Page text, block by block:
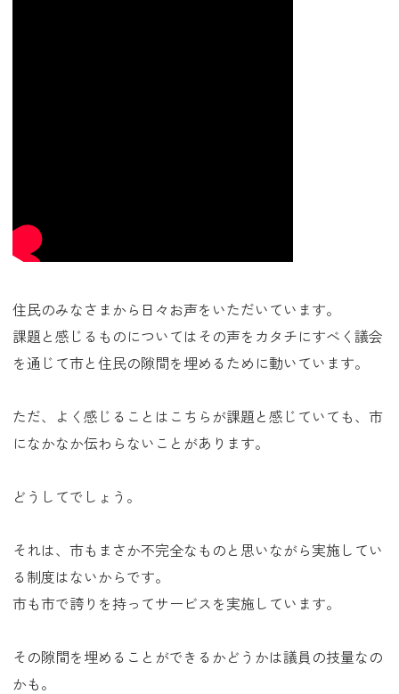
住民のみなさまから日々お声をいただいています。
課題と感じるものについてはその声をカタチにすべく議会
を通じて市と住民の隙間を埋めるために動いています。
ただ、よく感じることはこちらが課題と感じていても、市
になかなか伝わらないことがあります。
どうしてでしょう。
それは、市もまさか不完全なものと思いながら実施してい
る制度はないからです。
市も市で誇りを持ってサービスを実施しています。
その隙間を埋めることができるかどうかは議員の技量なの
かも。